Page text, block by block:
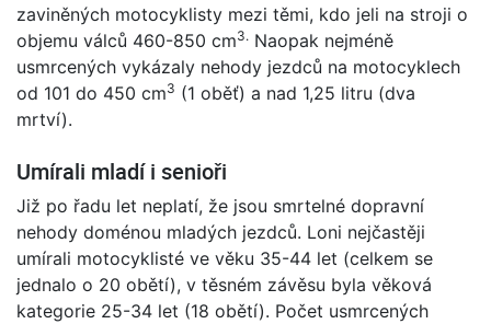
zaviněných motocyklisty mezi těmi, kdo jeli na stroji o
objemu válců 460-850 cm3. Naopak nejméně
usmrcených vykázaly nehody jezdců na motocyklech
od 101 do 450 cm3 (1 oběť) a nad 1,25 litru (dva
mrtví).
Umírali mladí i senioři
Již po řadu let neplatí, že jsou smrtelné dopravní
nehody doménou mladých jezdců. Loni nejčastěji
umírali motocyklisté ve věku 35-44 let (celkem se
jednalo o 20 obětí), v těsném závěsu byla věková
kategorie 25-34 let (18 obětí). Počet usmrcených